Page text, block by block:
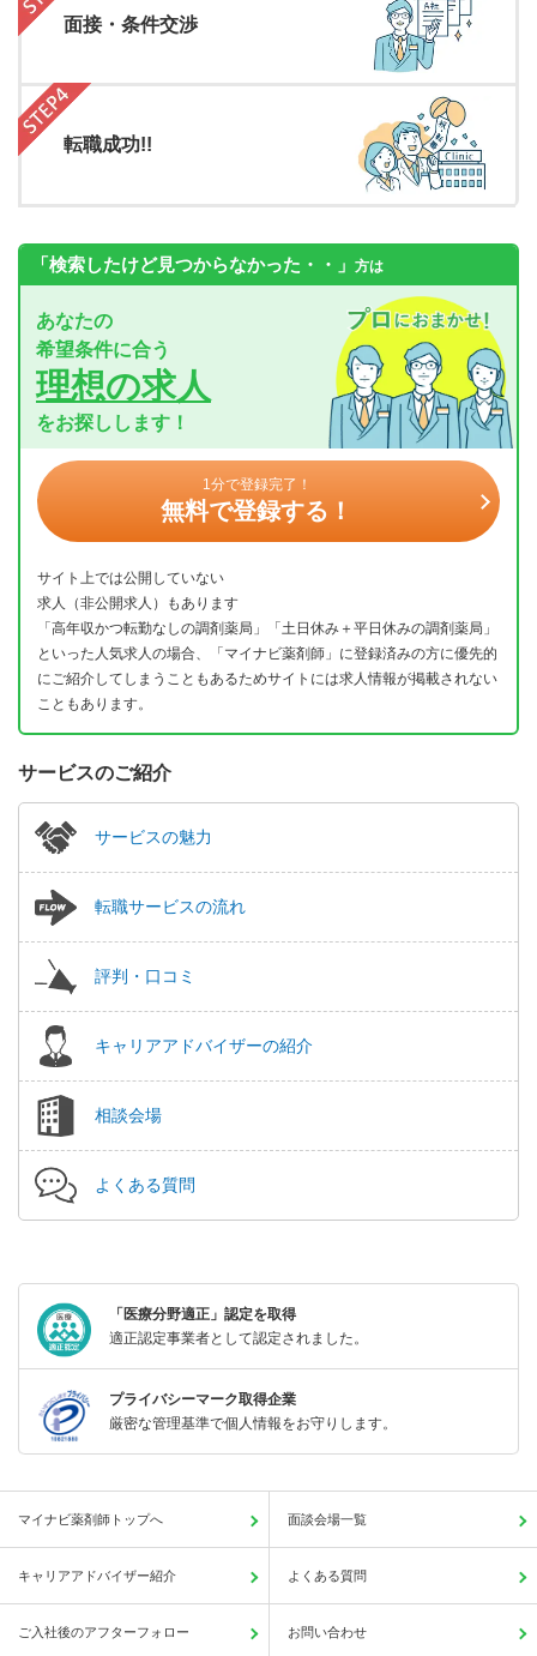
面接・条件交渉
転職成功!!
「検索したけど見つからなかった・・」 方は
あなたの
希望条件に合う
理想の求人
をお探しします！
1分で登録完了！
無料で登録する！
サイト上では公開していない
求人（非公開求人）もあります
「高年収かつ転勤なしの調剤薬局」「土日休み＋平日休みの調剤薬局」
といった人気求人の場合、「マイナビ薬剤師」に登録済みの方に優先的
にご紹介してしまうこともあるためサイトには求人情報が掲載されない
こともあります。
サービスのご紹介
サービスの魅力
転職サービスの流れ
評判・口コミ
キャリアアドバイザーの紹介
相談会場
よくある質問
「医療分野適正」認定を取得
適正認定事業者として認定されました。
プライバシーマーク取得企業
厳密な管理基準で個人情報をお守りします。
マイナビ薬剤師トップへ 面談会場一覧
キャリアアドバイザー紹介 よくある質問
ご入社後のアフターフォロー お問い合わせ